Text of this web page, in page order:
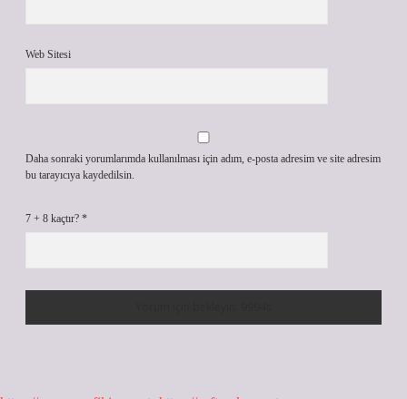
Web Sitesi
Daha sonraki yorumlarımda kullanılması için adım, e-posta adresim ve site adresim
bu tarayıcıya kaydedilsin.
7 + 8 kaçtır? *